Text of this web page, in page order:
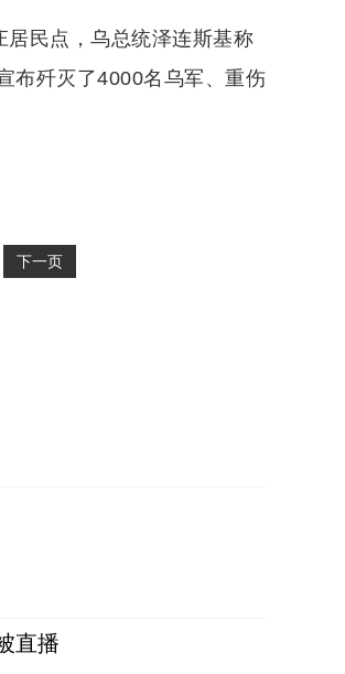
民点，乌总统泽连斯基称
布歼灭了4000名乌军、重伤
下一页
直播